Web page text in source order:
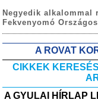
Negyedik alkalommal
Fekvenyomó
A ROVAT
CIKKEK
A GYULAI HÍRLAP